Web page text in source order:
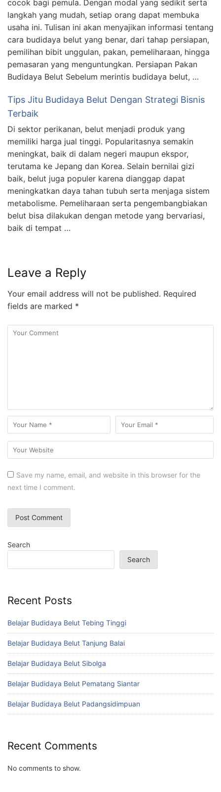
cocok bagi pemula. Dengan modal yang sedikit serta
langkah yang mudah, setiap orang dapat membuka
usaha ini. Tulisan ini akan menyajikan informasi tentang
cara budidaya belut yang benar, dari tahap persiapan,
pemilihan bibit unggulan, pakan, pemeliharaan, hingga
pemasaran yang menguntungkan. Persiapan Pakan
Budidaya Belut Sebelum merintis budidaya belut, …
Tips Jitu Budidaya Belut Dengan Strategi Bisnis
Terbaik
Di sektor perikanan, belut menjadi produk yang
memiliki harga jual tinggi. Popularitasnya semakin
meningkat, baik di dalam negeri maupun ekspor,
terutama ke Jepang dan Korea. Selain bernilai gizi
baik, belut juga populer karena dianggap dapat
meningkatkan daya tahan tubuh serta menjaga sistem
metabolisme. Pemeliharaan serta pengembangbiakan
belut bisa dilakukan dengan metode yang bervariasi,
baik di tempat …
Leave a Reply
Your email address will not be published. Required
fields are marked *
Save my name, email, and website in this browser for the
next time I comment.
Search
Search
Recent Posts
Belajar Budidaya Belut Tebing Tinggi
Belajar Budidaya Belut Tanjung Balai
Belajar Budidaya Belut Sibolga
Belajar Budidaya Belut Pematang Siantar
Belajar Budidaya Belut Padangsidimpuan
Recent Comments
No comments to show.